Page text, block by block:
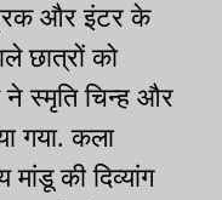
और इंटर के
छात्रों को
स्मृति चिन्ह और
गया. कला
की दिव्यांग